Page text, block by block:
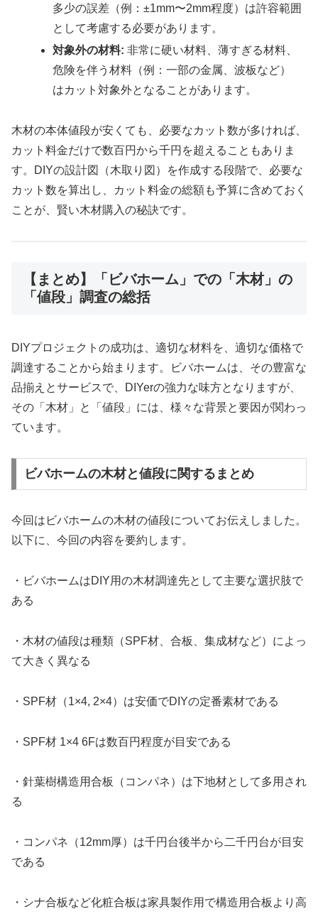
多少の誤差（例：±1mm〜2mm程度）は許容範囲
として考慮する必要があります。
対象外の材料: 非常に硬い材料、薄すぎる材料、
危険を伴う材料（例：一部の金属、波板など）
はカット対象外となることがあります。
木材の本体値段が安くても、必要なカット数が多ければ、
カット料金だけで数百円から千円を超えることもありま
す。DIYの設計図（木取り図）を作成する段階で、必要な
カット数を算出し、カット料金の総額も予算に含めておく
ことが、賢い木材購入の秘訣です。
【まとめ】「ビバホーム」での「木材」の
「値段」調査の総括
DIYプロジェクトの成功は、適切な材料を、適切な価格で
調達することから始まります。ビバホームは、その豊富な
品揃えとサービスで、DIYerの強力な味方となりますが、
その「木材」と「値段」には、様々な背景と要因が関わっ
ています。
ビバホームの木材と値段に関するまとめ
今回はビバホームの木材の値段についてお伝えしました。
以下に、今回の内容を要約します。
・ビバホームはDIY用の木材調達先として主要な選択肢で
ある
・木材の値段は種類（SPF材、合板、集成材など）によっ
て大きく異なる
・SPF材（1×4, 2×4）は安価でDIYの定番素材である
・SPF材 1×4 6Fは数百円程度が目安である
・針葉樹構造用合板（コンパネ）は下地材として多用され
る
・コンパネ（12mm厚）は千円台後半から二千円台が目安
である
・シナ合板など化粧合板は家具製作用で構造用合板より高